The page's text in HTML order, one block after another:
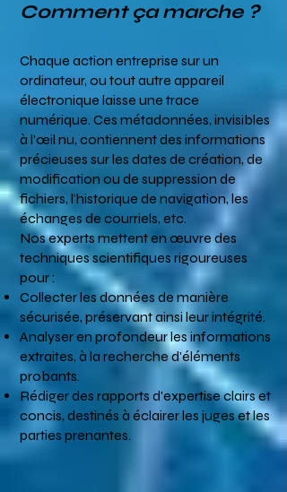
Comment ça marche ?
Chaque action entreprise sur un
ordinateur, ou tout autre appareil
électronique laisse une trace
numérique. Ces métadonnées, invisibles
à l'œil nu, contiennent des informations
précieuses sur les dates de création, de
modification ou de suppression de
fichiers, l'historique de navigation, les
échanges de courriels, etc.
Nos experts mettent en œuvre des
techniques scientifiques rigoureuses
pour :
Collecter les données de manière
sécurisée, préservant ainsi leur intégrité.
Analyser en profondeur les informations
extraites, à la recherche d'éléments
probants.
Rédiger des rapports d'expertise clairs et
concis, destinés à éclairer les juges et les
parties prenantes.